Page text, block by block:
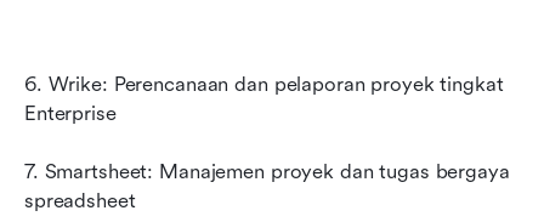
6. Wrike: Perencanaan dan pelaporan proyek tingkat
Enterprise
7. Smartsheet: Manajemen proyek dan tugas bergaya
spreadsheet